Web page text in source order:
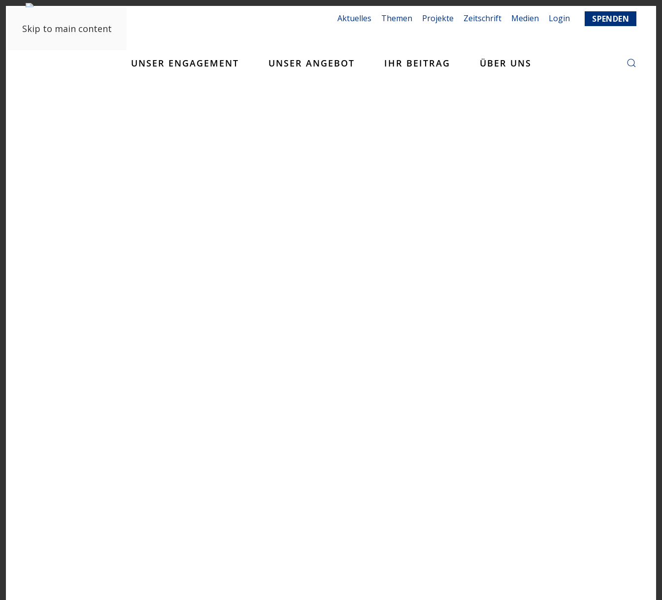
Skip to main content
Aktuelles Themen Projekte Zeitschrift Medien Login SPENDEN
UNSER ENGAGEMENT UNSER ANGEBOT IHR BEITRAG ÜBER UNS